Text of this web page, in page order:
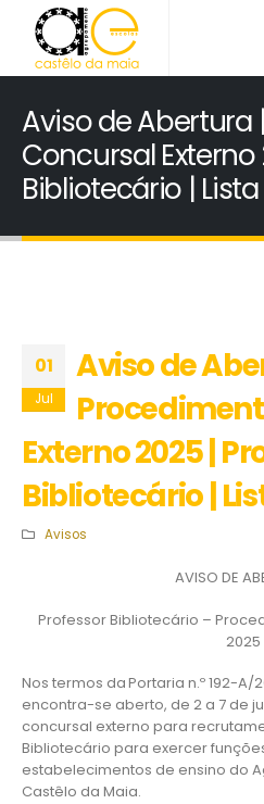
Aviso de
Concursal Externo
Bibliotecário |
01
Jul
Aviso de
Externo 2025 |
Bibliotecário |
Avisos
AVISO DE
Professor Bibliotecário –
2025
Nos termos da Portaria n.º 192-A/
encontra-se aberto, de 2 a 7 de
concursal externo para
Bibliotecário para exercer
estabelecimentos de ensino do
Castêlo da Maia.